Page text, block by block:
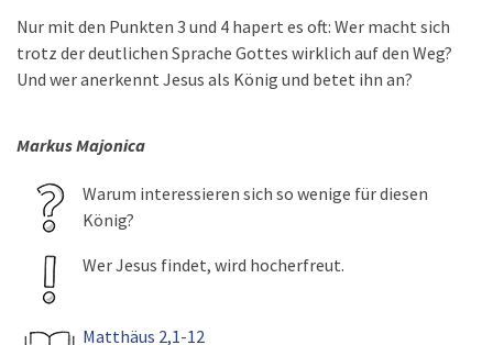
Nur mit den Punkten 3 und 4 hapert es oft: Wer macht sich
trotz der deutlichen Sprache Gottes wirklich auf den Weg?
Und wer anerkennt Jesus als König und betet ihn an?
Markus Majonica
Warum interessieren sich so wenige für diesen
König?
Wer Jesus findet, wird hocherfreut.
Matthäus 2,1-12